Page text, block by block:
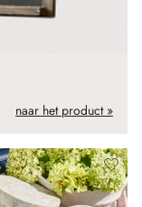
naar het product »